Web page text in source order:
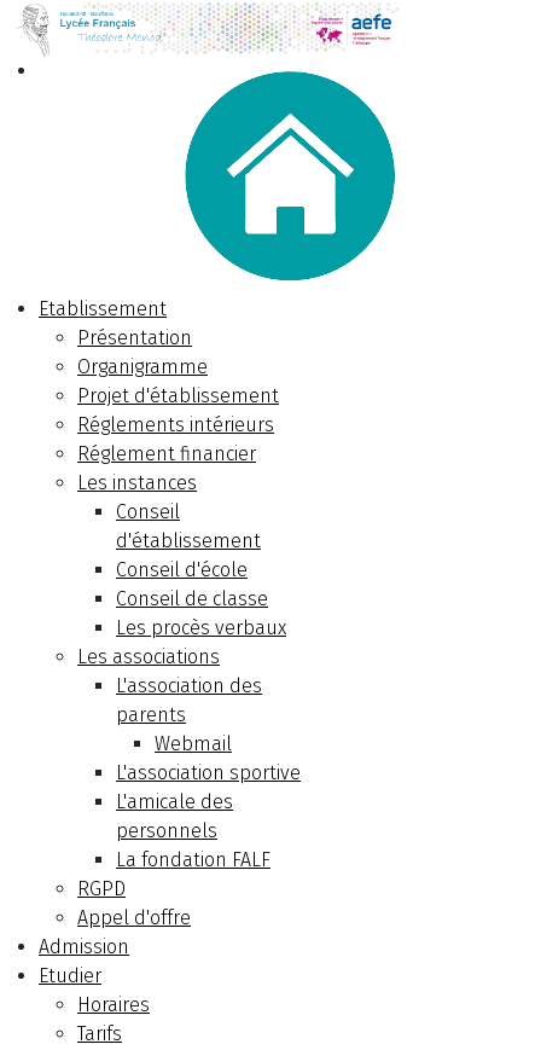
Etablissement
Présentation
Organigramme
Projet d'établissement
Réglements intérieurs
Réglement financier
Les instances
Conseil
d'établissement
Conseil d'école
Conseil de classe
Les procès verbaux
Les associations
L'association des
parents
Webmail
L'association sportive
L'amicale des
personnels
La fondation FALF
RGPD
Appel d'offre
Admission
Etudier
Horaires
Tarifs